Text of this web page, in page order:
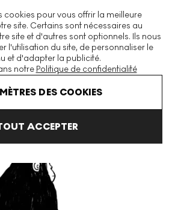
cookies pour vous offrir la meilleure
site. Certains sont nécessaires au
site et d'autres sont optionnels. Ils nous
l'utilisation du site, de personnaliser le
et d'adapter la publicité.
notre Politique de confidentialité
DES COOKIES
ACCEPTER
mondiale d'estampes et éditions
et contemporaines
Animals & Existentialism